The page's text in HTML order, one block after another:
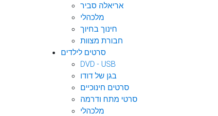
אריאלה סביר
מלכהלי
חינוך בחיוך
חבורת מצוות
סרטים לילדים
DVD - USB
בגן של דודו
סרטים חינוכיים
סרטי מתח ודרמה
מלכהלי